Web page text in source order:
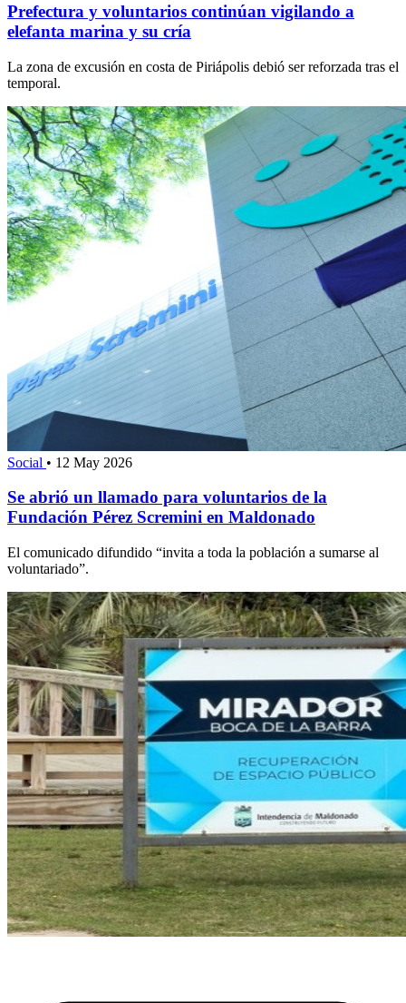
Prefectura y voluntarios continúan vigilando a
elefanta marina y su cría
La zona de excusión en costa de Piriápolis debió ser reforzada tras el
temporal.
Social • 12 May 2026
Se abrió un llamado para voluntarios de la
Fundación Pérez Scremini en Maldonado
El comunicado difundido “invita a toda la población a sumarse al
voluntariado”.